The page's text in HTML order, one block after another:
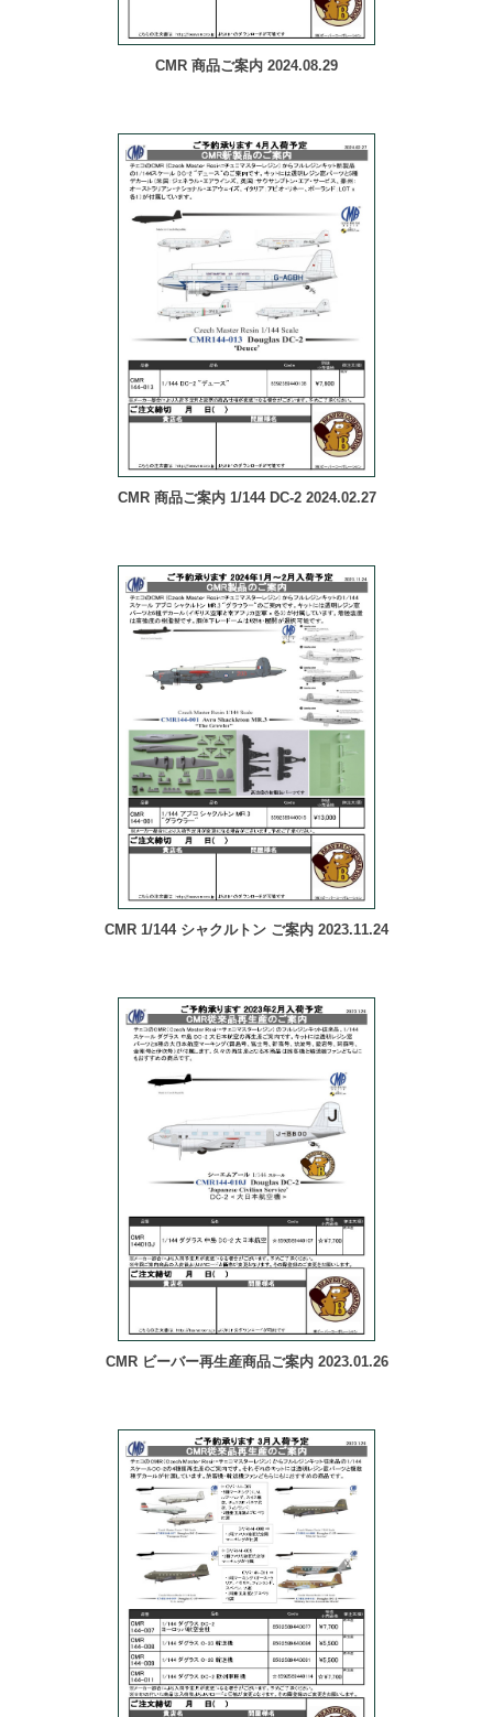
CMR 商品ご案内 2024.08.29
CMR 商品ご案内 1/144 DC-2 2024.02.27
CMR 1/144 シャクルトン ご案内 2023.11.24
CMR ビーバー再生産商品ご案内 2023.01.26